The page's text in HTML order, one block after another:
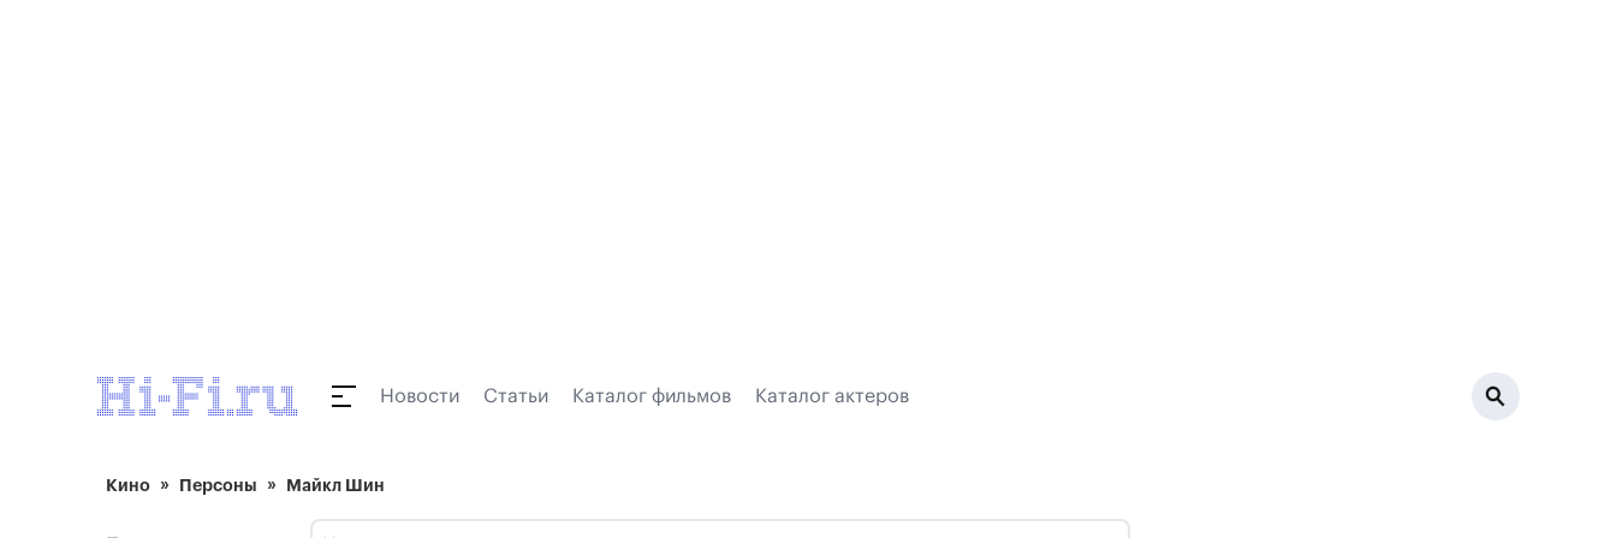
Новости Статьи Каталог фильмов Каталог актеров
Кино Персоны Майкл Шин